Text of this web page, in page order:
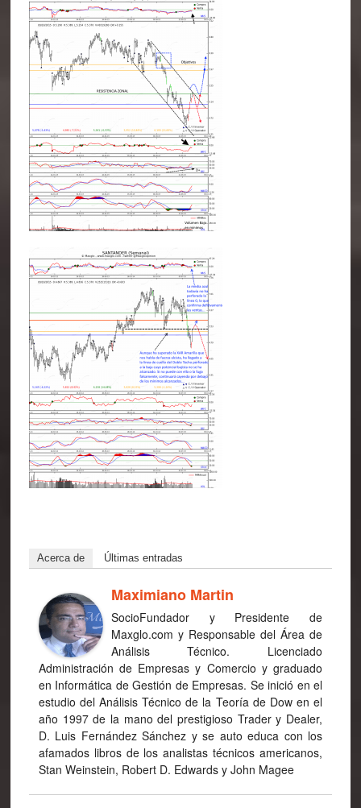
Acerca de Últimas entradas
Maximiano Martin
Socio­Fundador y Presidente de
Maxglo.com y Responsable del Área de
Análisis Técnico. Licenciado
Administración de Empresas y Comercio y graduado
en Informática de Gestión de Empresas. Se inició en el
estudio del Análisis Técnico de la Teoría de Dow en el
año 1997 de la mano del prestigioso Trader y Dealer,
D. Luis Fernández Sánchez y se auto educa con los
afamados libros de los analistas técnicos americanos,
Stan Weinstein, Robert D. Edwards y John Magee